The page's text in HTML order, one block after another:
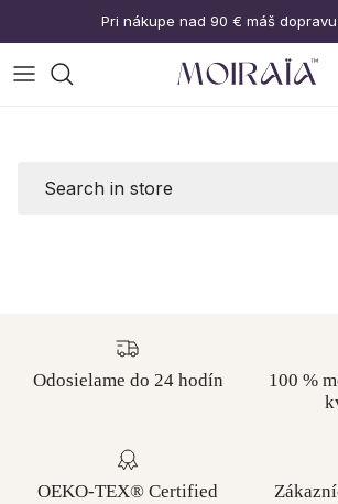
Pri nákupe nad 90 € máš
Search
Odosielame do 24 hodín
100 %
OEKO-TEX® Certified